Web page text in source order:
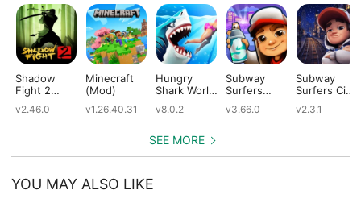
Shadow
Fight 2
v2.46.0
Minecraft
(Mod)
v1.26.40.31
Hungry
Shark World
v8.0.2
Subway
Surfers
v3.66.0
Subway
Surfers City
v2.3.1
SEE MORE
YOU MAY ALSO LIKE